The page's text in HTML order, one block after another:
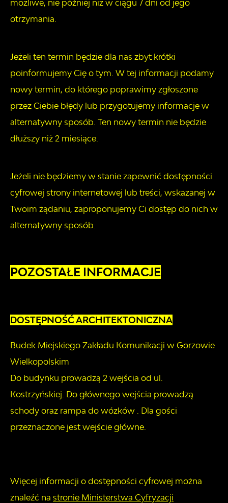
możliwe, nie później niż w ciągu 7 dni od jego
otrzymania.
Jeżeli ten termin będzie dla nas zbyt krótki
poinformujemy Cię o tym. W tej informacji podamy
nowy termin, do którego poprawimy zgłoszone
przez Ciebie błędy lub przygotujemy informacje w
alternatywny sposób. Ten nowy termin nie będzie
dłuższy niż 2 miesiące.
Jeżeli nie będziemy w stanie zapewnić dostępności
cyfrowej strony internetowej lub treści, wskazanej w
Twoim żądaniu, zaproponujemy Ci dostęp do nich w
alternatywny sposób.
POZOSTAŁE INFORMACJE
DOSTĘPNOŚĆ ARCHITEKTONICZNA
Budek Miejskiego Zakładu Komunikacji w Gorzowie
Wielkopolskim
Do budynku prowadzą 2 wejścia od ul.
Kostrzyńskiej. Do głównego wejścia prowadzą
schody oraz rampa do wózków . Dla gości
przeznaczone jest wejście główne.
Więcej informacji o dostępności cyfrowej można
znaleźć na stronie Ministerstwa Cyfryzacji